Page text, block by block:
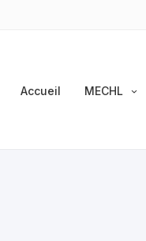
Accueil MECHL